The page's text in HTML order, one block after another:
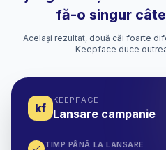
fă-o singur
Același rezultat, două căi foarte
Keepface duce
kf
KEEPFACE
Lansare campanie
TIMP PÂNĂ LA LANSARE